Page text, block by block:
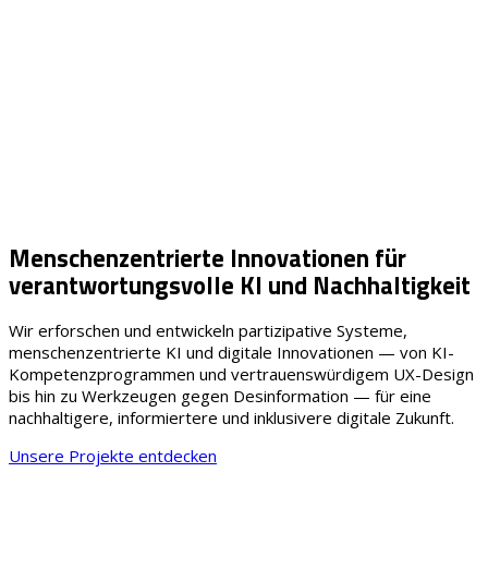
Menschenzentrierte Innovationen für
verantwortungsvolle KI und Nachhaltigkeit
Wir erforschen und entwickeln partizipative Systeme,
menschenzentrierte KI und digitale Innovationen — von KI-
Kompetenzprogrammen und vertrauenswürdigem UX-Design
bis hin zu Werkzeugen gegen Desinformation — für eine
nachhaltigere, informiertere und inklusivere digitale Zukunft.
Unsere Projekte entdecken